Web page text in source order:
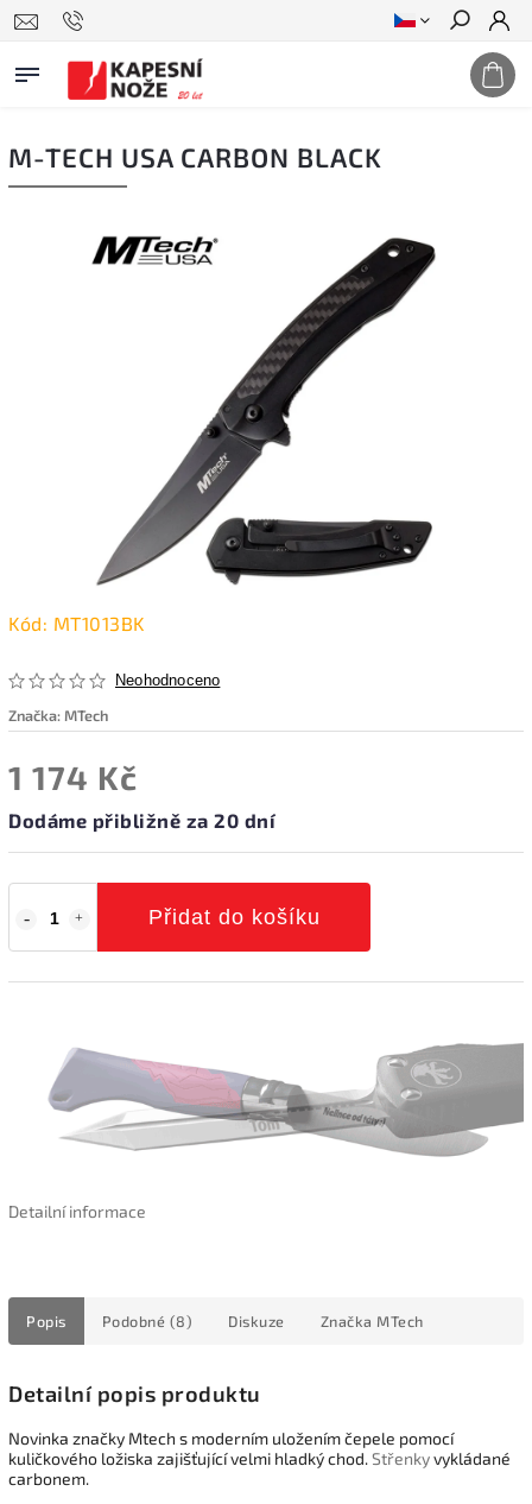
Hledat
M-TECH USA CARBON BLACK
Kód: MT1013BK
Neohodnoceno
Značka: MTech
1 174 Kč
Dodáme přibližně za 20 dní
Přidat do košíku
Detailní informace
Popis Podobné (8) Diskuze Značka MTech
Detailní popis produktu
Novinka značky Mtech s moderním uložením čepele pomocí
kuličkového ložiska zajišťující velmi hladký chod.Střenkyvykládané
carbonem.